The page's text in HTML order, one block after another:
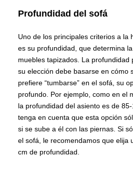
Profundidad del sofá
Uno de los principales criterios a la
es su profundidad, que determina
muebles tapizados. La profundidad
su elección debe basarse en cómo
prefiere “tumbarse” en el sofá, su
profundo. Por ejemplo, como en el
la profundidad del asiento es de
tenga en cuenta que esta opción
si se sube a él con las piernas. Si
el sofá, le recomendamos que elija
cm de profundidad.